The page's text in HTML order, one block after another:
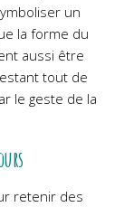
un
la forme du
aussi être
tout de
le geste de la
retenir des